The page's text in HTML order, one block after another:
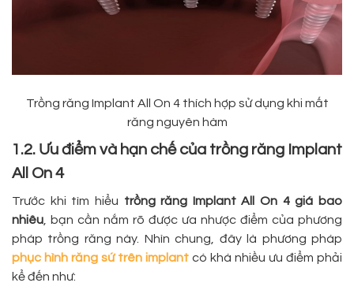
Trồng răng Implant All On 4 thích hợp sử dụng khi mất
răng nguyên hàm
1.2. Ưu điểm và hạn chế của trồng răng Implant
All On 4
Trước khi tìm hiểu trồng răng Implant All On 4 giá bao
nhiêu , bạn cần nắm rõ được ưa nhược điểm của phương
pháp trồng răng này. Nhìn chung, đây là phương pháp
phục hình răng sứ trên implant có khá nhiều ưu điểm phải
kể đến như: